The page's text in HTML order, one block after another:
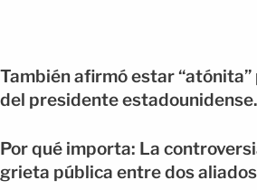
También afirmó estar
del presidente estadounidense.
Por qué importa: La
grieta pública entre dos